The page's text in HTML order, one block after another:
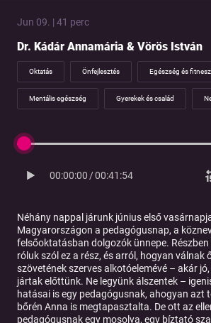
Jun 09. | 41 perc
Dr. Kádár Annamária & Vörös István
Oktatás Önfejlesztés Egészség és fitnesz
Mentális egészség Gyerekek és család
00:00:00/00:41:54
Néhány nappal járunk június első
Magyarországon a pedagógusnap, a
felsőoktatásban dolgozók ünnepe. Részben
róluk szól ez a rész, és arról, hogyan válnak
szövetének szerves alkotóelemévé – akár
jártak előttünk. Ne legyünk álszentek –
hatásai is egy pedagógusnak, ahogyan azt
bőrén Anna is megtapasztalta. De ott az
pedagógusnak egy mosolya, egy bíztató